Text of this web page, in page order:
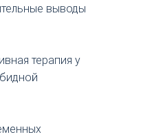
выводы
терапия у